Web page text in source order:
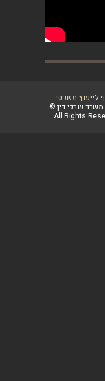
לייעוץ משפטי
עורכי דין ©
All Rights